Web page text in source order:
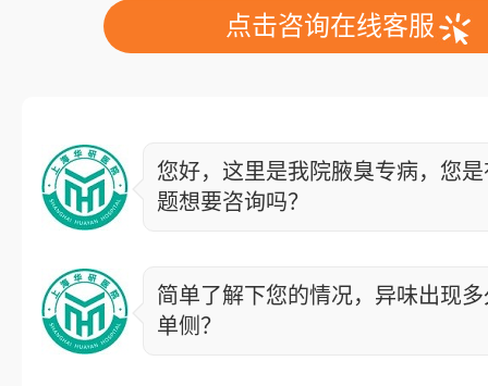
点击咨询在线客服
您好，这里是我院腋臭专病，您
题想要咨询吗？
简单了解下您的情况，异味出现
单侧？